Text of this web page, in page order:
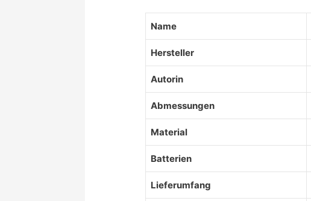
Name
Hersteller
Autorin
Abmessungen
Material
Batterien
Lieferumfang